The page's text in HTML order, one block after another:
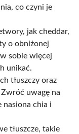
co czyni je
jak cheddar,
o obniżonej
sobie więcej
unikać.
tłuszczy oraz
Zwróć uwagę na
nasiona chia i
tłuszcze, takie